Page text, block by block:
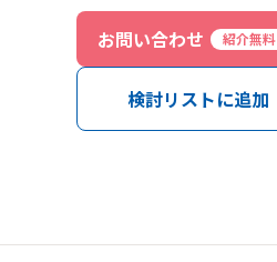
お問い合わせ 紹介無料
検討リストに追加